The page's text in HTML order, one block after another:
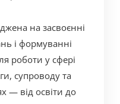
на засвоєнні
і формуванні
роботи у сфері
супроводу та
— від освіти до